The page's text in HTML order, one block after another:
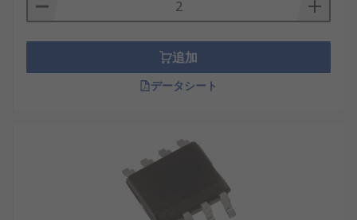
追加
データシート